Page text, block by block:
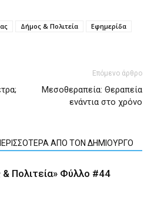
Δήμος & Πολιτεία Εφημερίδα
Επόμενο άρθρο
Μεσοθεραπεία: Θεραπεία
ενάντια στο χρόνο
ΑΠΟ ΤΟΝ ΔΗΜΙΟΥΡΓΟ
& Πολιτεία» Φύλλο #44